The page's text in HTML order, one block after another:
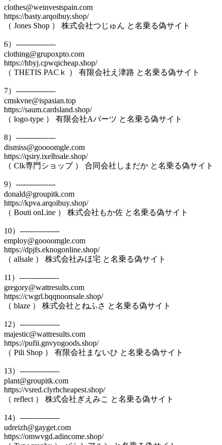
clothes@weinvestspain.com
https://basty.arqoibuy.shop/
（ Jones Shop ） 株式会社つじゅん と名乗る偽サイト
6）----------------
clothing@grupoxpto.com
https://hbyj.cpwqicheap.shop/
（ THETIS PACｋ ） 有限会社え津路 と名乗る偽サイト
7）----------------
cmskvne@ispasian.top
https://saum.cardsland.shop/
（ logo-type ） 有限会社Aパーツ と名乗る偽サイト
8）----------------
dismiss@goooomgle.com
https://qsiry.ixelhsale.shop/
（ Clk専門ショップ ） 合同会社しまだか と名乗る偽サイト
9）----------------
donald@groupitk.com
https://kpva.arqoibuy.shop/
（ Bouti onLine ） 株式会社もか佐 と名乗る偽サイト
10）----------------
employ@goooomgle.com
https://dpjfs.eknogonline.shop/
（ allsale ） 株式会社みほ宅 と名乗る偽サイト
11）----------------
gregory@wattresults.com
https://cwgrl.bqqnoonsale.shop/
（ blaze ） 株式会社とねふさ と名乗る偽サイト
12）----------------
majestic@wattresults.com
https://pufii.gnvyogoods.shop/
（ Pili Shop ） 有限会社まないひ と名乗る偽サイト
13）----------------
plant@groupitk.com
https://vsred.clyrhcheapest.shop/
（ reflect ） 株式会社ぎえみこ と名乗る偽サイト
14）----------------
udreizh@gayget.com
https://omwvgd.adincome.shop/